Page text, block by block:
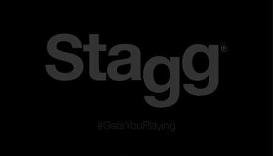
#GetsYouPlaying